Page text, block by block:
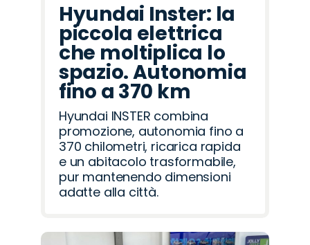
Hyundai Inster: la
piccola elettrica
che moltiplica lo
spazio. Autonomia
fino a 370 km
Hyundai INSTER combina
promozione, autonomia fino a
370 chilometri, ricarica rapida
e un abitacolo trasformabile,
pur mantenendo dimensioni
adatte alla città.